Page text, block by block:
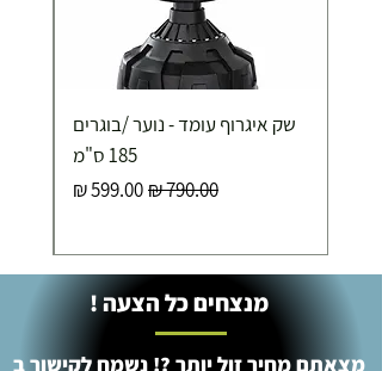
שק איגרוף עומד - נוער /בוגרים
185 ס"מ
מחיר רגילמחיר מבצע
מנצחים כל הצעה !
מצאתם מחיר זול יותר ?! נשמח לקישור ב